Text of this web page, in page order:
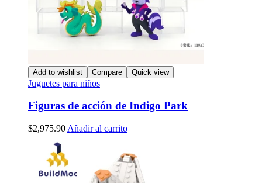
Add to wishlist Compare Quick view
Juguetes para niños
Figuras de acción de Indigo Park
$2,975.90 Añadir al carrito